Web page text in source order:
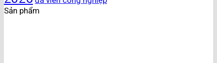
Sản phẩm